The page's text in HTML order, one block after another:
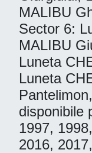
MALIBU
Sector 6:
MALIBU
Luneta
Luneta
disponibile
1997,
2016,